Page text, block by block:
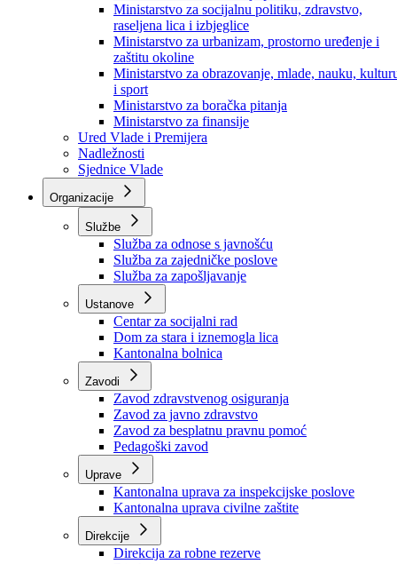
Ministarstvo za privredu
Ministarstvo za pravosuđe, upravu i radne odnose
Ministarstvo za unutrašnje poslove
Ministarstvo za socijalnu politiku, zdravstvo,
raseljena lica i izbjeglice
Ministarstvo za urbanizam, prostorno uređenje i
zaštitu okoline
Ministarstvo za obrazovanje, mlade, nauku,
i sport
Ministarstvo za boračka pitanja
Ministarstvo za finansije
Ured Vlade i Premijera
Nadležnosti
Sjednice Vlade
Organizacije
Službe
Služba za odnose s javnošću
Služba za zajedničke poslove
Služba za zapošljavanje
Ustanove
Centar za socijalni rad
Dom za stara i iznemogla lica
Kantonalna bolnica
Zavodi
Zavod zdravstvenog osiguranja
Zavod za javno zdravstvo
Zavod za besplatnu pravnu pomoć
Pedagoški zavod
Kantonalna uprava za inspekcijske poslove
Kantonalna uprava civilne zaštite